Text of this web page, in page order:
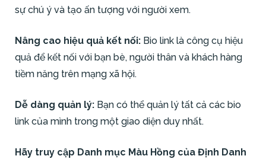
sự chú ý và tạo ấn tượng với người xem.
Nâng cao hiệu quả kết nối: Bio link là công cụ hiệu
quả để kết nối với bạn bè, người thân và khách hàng
tiềm năng trên mạng xã hội.
Dễ dàng quản lý: Bạn có thể quản lý tất cả các bio
link của mình trong một giao diện duy nhất.
Hãy truy cập Danh mục Màu Hồng của Định Danh